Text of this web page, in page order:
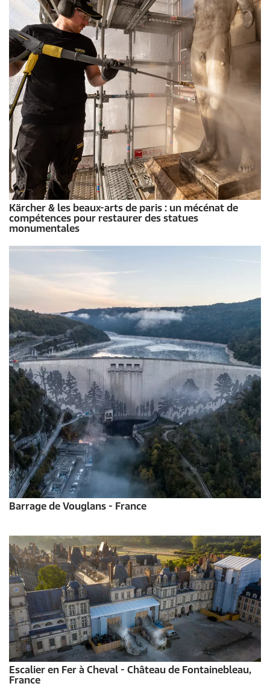
Kärcher & les beaux-arts de paris : un mécénat de
compétences pour restaurer des statues
monumentales
Barrage de Vouglans - France
Escalier en Fer à Cheval - Château de Fontainebleau,
France